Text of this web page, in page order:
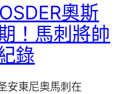
奧斯
！馬刺將帥
錄
安東尼奧馬刺在